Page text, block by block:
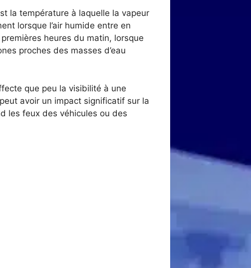
la température à laquelle la vapeur
lorsque l’air humide entre en
heures du matin, lorsque
proches des masses d’eau
que peu la visibilité à une
avoir un impact significatif sur la
les feux des véhicules ou des